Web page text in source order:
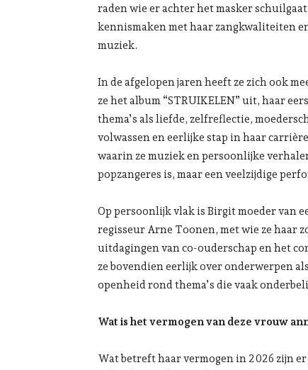
raden wie er achter het masker
kennismaken met haar zangkwaliteiten
muziek.
In de afgelopen jaren heeft ze zich ook
ze het album “STRUIKELEN” uit, haar
thema’s als liefde, zelfreflectie,
volwassen en eerlijke stap in haar
waarin ze muziek en persoonlijke
popzangeres is, maar een veelzijdige
Op persoonlijk vlak is Birgit moeder van
regisseur Arne Toonen, met wie ze haar
uitdagingen van co-ouderschap en het
ze bovendien eerlijk over onderwerpen
openheid rond thema’s die vaak
Wat is het vermogen van deze vrouw
Wat betreft haar vermogen in 2026 zijn